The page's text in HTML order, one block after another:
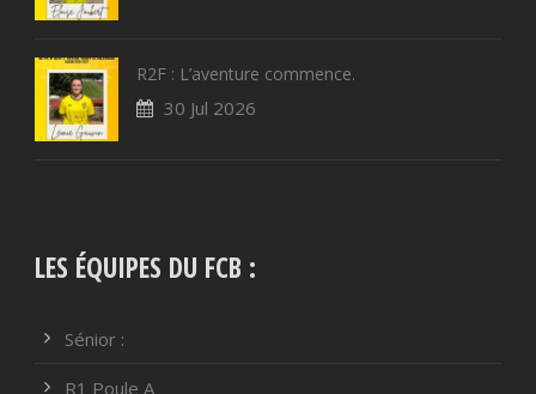
R2F : L’aventure commence.
30 Jul 2026
LES ÉQUIPES DU FCB :
Sénior :
R1 Poule A